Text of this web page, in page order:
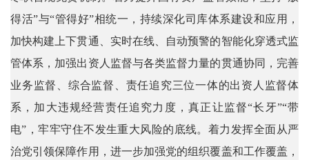
得活”与“管得好”相统一，持续深化司库体系建设和应用，
加快构建上下贯通、实时在线、自动预警的智能化穿透式监
管体系，加强出资人监督与各类监督力量的贯通协同，完善
业务监督、综合监督、责任追究三位一体的出资人监督体
系，加大违规经营责任追究力度，真正让监督“长牙”“带
电”，牢牢守住不发生重大风险的底线。着力发挥全面从严
治党引领保障作用，进一步加强党的组织覆盖和工作覆盖，